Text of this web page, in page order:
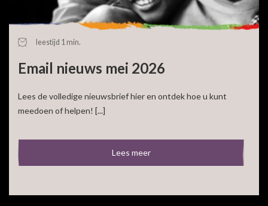
leestijd 1 min.
Email nieuws mei 2026
Lees de volledige nieuwsbrief hier en ontdek hoe u kunt
meedoen of helpen! [...]
Lees meer